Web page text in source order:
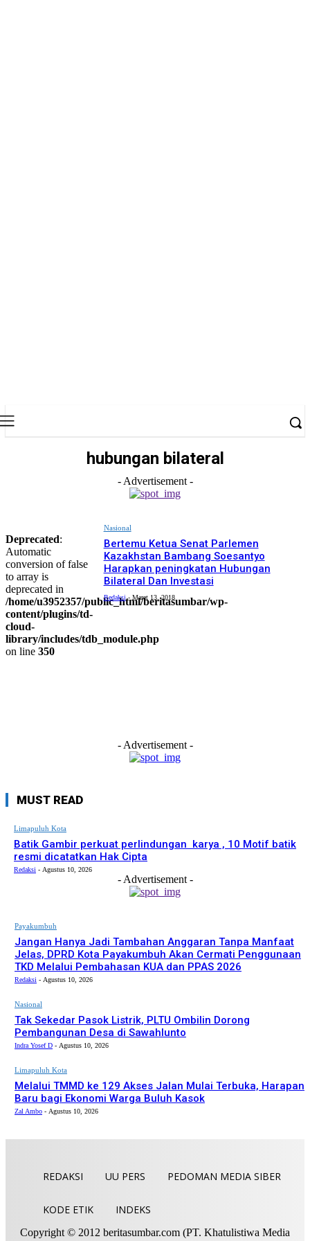
hubungan bilateral
- Advertisement -
Deprecated:
Automatic
conversion of false
to array is
deprecated in
/home/u3952357/public_html/beritasumbar/wp-
content/plugins/td-
cloud-
library/includes/tdb_module.php
on line 350
Nasional
Bertemu Ketua Senat Parlemen
Kazakhstan Bambang Soesantyo
Harapkan peningkatan Hubungan
Bilateral Dan Investasi
Redaksi - Maret 13, 2018
- Advertisement -
MUST READ
Limapuluh Kota
Batik Gambir perkuat perlindungan karya , 10 Motif batik
resmi dicatatkan Hak Cipta
Redaksi - Agustus 10, 2026
- Advertisement -
Payakumbuh
Jangan Hanya Jadi Tambahan Anggaran Tanpa Manfaat
Jelas, DPRD Kota Payakumbuh Akan Cermati Penggunaan
TKD Melalui Pembahasan KUA dan PPAS 2026
Redaksi - Agustus 10, 2026
Nasional
Tak Sekedar Pasok Listrik, PLTU Ombilin Dorong
Pembangunan Desa di Sawahlunto
Indra Yosef D - Agustus 10, 2026
Limapuluh Kota
Melalui TMMD ke 129 Akses Jalan Mulai Terbuka, Harapan
Baru bagi Ekonomi Warga Buluh Kasok
Zal Ambo - Agustus 10, 2026
REDAKSI UU PERS PEDOMAN MEDIA SIBER
KODE ETIK INDEKS
Copyright © 2012 beritasumbar.com (PT. Khatulistiwa Media